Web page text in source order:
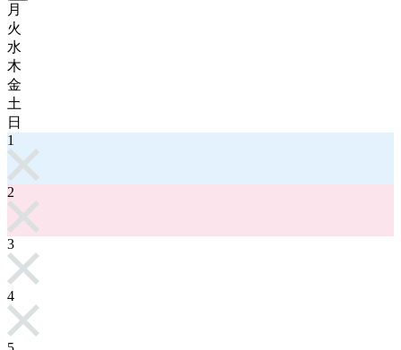
月
火
水
木
金
土
日
1
2
3
4